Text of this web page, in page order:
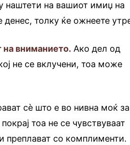
наштети на вашиот имиџ на
денес, толку ќе ожнеете
на вниманието. Ако дел од
не се вклучени, тоа може
сè што е во нивна моќ за
тоа не се чувствуваат
преплават со комплименти.